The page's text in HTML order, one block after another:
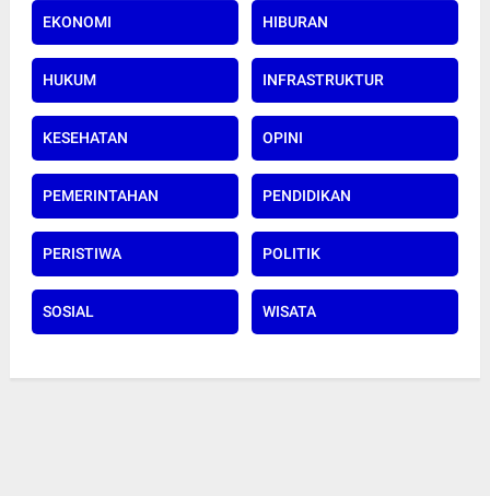
EKONOMI HIBURAN
HUKUM INFRASTRUKTUR
KESEHATAN OPINI
PEMERINTAHAN PENDIDIKAN
PERISTIWA POLITIK
SOSIAL WISATA